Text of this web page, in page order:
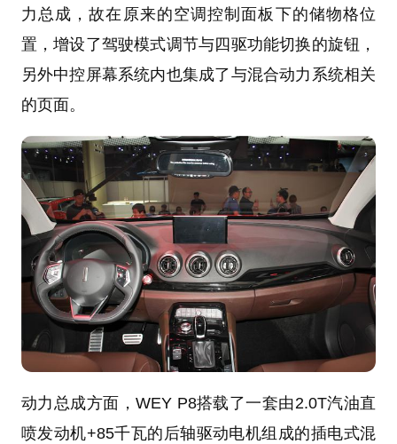
力总成，故在原来的空调控制面板下的储物格位
置，增设了驾驶模式调节与四驱功能切换的旋钮，
另外中控屏幕系统内也集成了与混合动力系统相关
的页面。
动力总成方面，WEY P8搭载了一套由2.0T汽油直
喷发动机+85千瓦的后轴驱动电机组成的插电式混